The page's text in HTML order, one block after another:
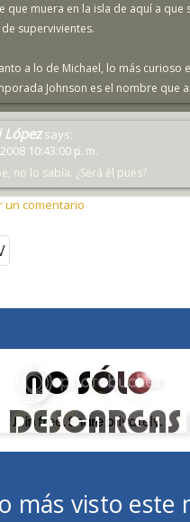
que muera en la isla de aquí a
supervivientes.
a lo de Michael, lo más curioso
Johnson es el nombre que
López says:
10:43:00 p. m.
no lo sabía. ¿Será él pues?
un comentario
más visto este